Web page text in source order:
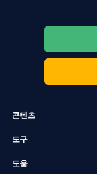
콘텐츠
도구
도움